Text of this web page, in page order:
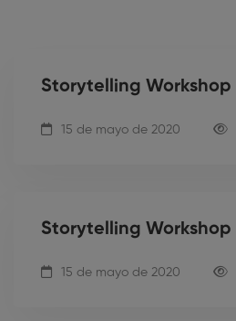
Storytelling Workshop
15 de mayo de 2020
Storytelling Workshop
15 de mayo de 2020